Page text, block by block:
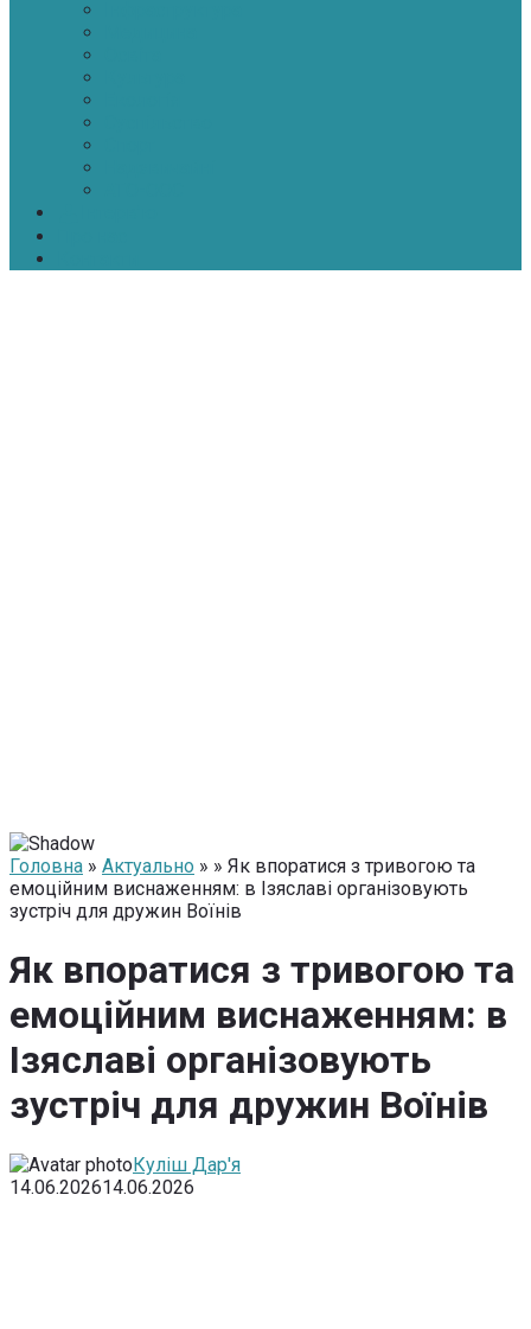
Головна » Актуально » » Як впоратися з тривогою та
емоційним виснаженням: в Ізяславі організовують
зустріч для дружин Воїнів
Як впоратися з тривогою та
емоційним виснаженням: в
Ізяславі організовують
зустріч для дружин Воїнів
Куліш Дар'я
14.06.202614.06.2026